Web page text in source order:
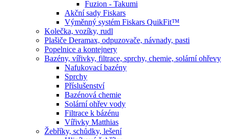
Fuzion - Takumi
Akční sady Fiskars
Výměnný systém Fiskars QuikFit™
Kolečka, vozíky, rudl
Plašiče Deramax, odpuzovače, návnady, pasti
Popelnice a kontejnery
Bazény, vířivky, filtrace, sprchy, chemie, solární ohřevy
Nafukovací bazény
Sprchy
Příslušenství
Bazénová chemie
Solární ohřev vody
Filtrace k bázénu
Vířivky Matthias
Žebříky, schůdky, lešení